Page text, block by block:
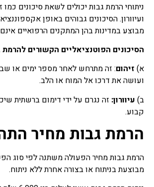
ניתוחי הרמת גבות יכולים לשאת סיכונים כמו
ועיוורון. הסיכונים גבוהים באופן
מבוצע במדינות בהן המתקנים הרפואיים
הסיכונים הפוטנציאליים הקשורים להרמת
א) זיהום: זה מתרחש לאחר מספר ימים או
ועושה את דרכו אל המוח או הלב.
ב) עיוורון: זה נגרם על ידי דימום ברשתית
קבוע.
הרמת גבות מחיר
הרמת גבות מחיר הפעולה משתנה לפי סוג
מבוצעת בניתוח או בצורה אחרת ללא ניתוח.